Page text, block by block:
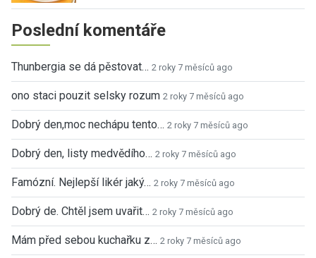
Poslední komentáře
Thunbergia se dá pěstovat… 2 roky 7 měsíců ago
ono staci pouzit selsky rozum 2 roky 7 měsíců ago
Dobrý den,moc nechápu tento… 2 roky 7 měsíců ago
Dobrý den, listy medvědího… 2 roky 7 měsíců ago
Famózní. Nejlepší likér jaký… 2 roky 7 měsíců ago
Dobrý de. Chtěl jsem uvařit… 2 roky 7 měsíců ago
Mám před sebou kuchařku z… 2 roky 7 měsíců ago